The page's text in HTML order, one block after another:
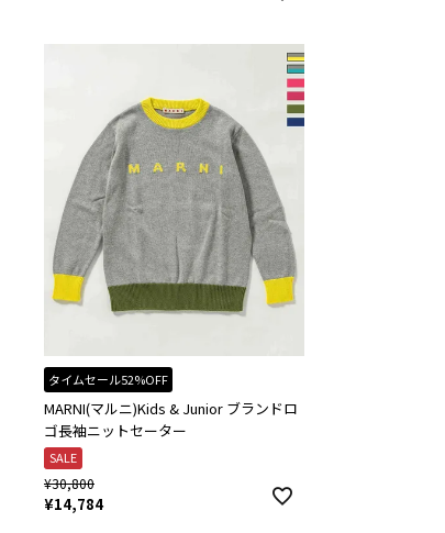
タイムセール52%OFF
MARNI(マルニ)Kids & Junior ブランドロ
ゴ長袖ニットセーター
SALE
¥30,800
¥14,784